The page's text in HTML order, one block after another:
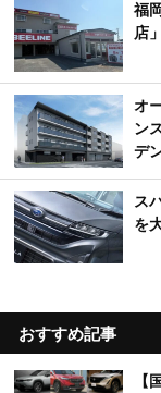
福
店
オ
ン
デ
ス
を
おすすめ記事
【